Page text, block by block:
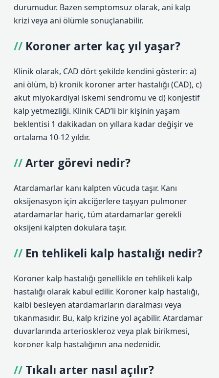
durumudur. Bazen semptomsuz olarak, ani kalp
krizi veya ani ölümle sonuçlanabilir.
Koroner arter kaç yıl yaşar?
Klinik olarak, CAD dört şekilde kendini gösterir: a)
ani ölüm, b) kronik koroner arter hastalığı (CAD), c)
akut miyokardiyal iskemi sendromu ve d) konjestif
kalp yetmezliği. Klinik CAD’li bir kişinin yaşam
beklentisi 1 dakikadan on yıllara kadar değişir ve
ortalama 10-12 yıldır.
Arter görevi nedir?
Atardamarlar kanı kalpten vücuda taşır. Kanı
oksijenasyon için akciğerlere taşıyan pulmoner
atardamarlar hariç, tüm atardamarlar gerekli
oksijeni kalpten dokulara taşır.
En tehlikeli kalp hastalığı nedir?
Koroner kalp hastalığı genellikle en tehlikeli kalp
hastalığı olarak kabul edilir. Koroner kalp hastalığı,
kalbi besleyen atardamarların daralması veya
tıkanmasıdır. Bu, kalp krizine yol açabilir. Atardamar
duvarlarında arterioskleroz veya plak birikmesi,
koroner kalp hastalığının ana nedenidir.
Tıkalı arter nasıl açılır?